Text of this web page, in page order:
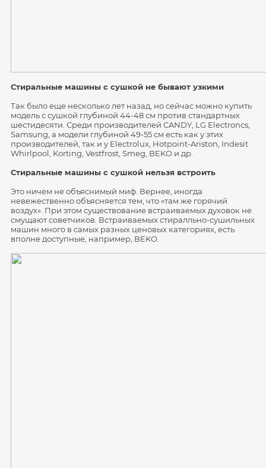
Стиральные машины с сушкой не бывают узкими
Так было еще несколько лет назад, но сейчас можно купить
модель с сушкой глубиной 44-48 см против стандартных
шестидесяти. Среди производителей CANDY, LG Electroncs,
Samsung, а модели глубиной 49-55 см есть как у этих
производителей, так и у Electrolux, Hotpoint-Ariston, Indesit
Whirlpool, Korting, Vestfrost, Smeg, BEKO и др.
Стиральные машины с сушкой нельзя встроить
Это ничем не объяснимый миф. Вернее, иногда
невежественно объясняется тем, что «там же горячий
воздух». При этом существование встраиваемых духовок не
смущают советчиков. Встраиваемых стиралльно-сушильных
машин много в самых разных ценовых категориях, есть
вполне доступные, например, BEKO.